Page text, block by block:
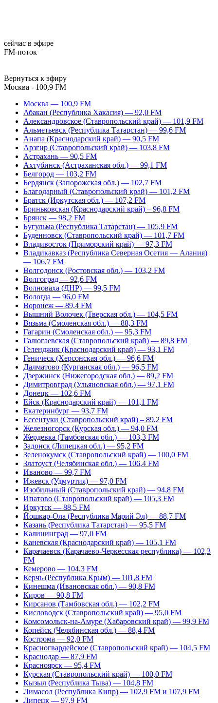
сейчас в эфире
FM-поток
Вернуться к эфиру
Москва - 100,9 FM
Москва — 100,9 FM
Абакан (Республика Хакасия) — 92,0 FM
Александровское (Ставропольский край) — 101,9 FM
Альметьевск (Республика Татарстан) — 99,6 FM
Анапа (Краснодарский край) — 90,5 FM
Арзгир (Ставропольский край) — 103,8 FM
Астрахань — 90,5 FM
Ахтубинск (Астраханская обл.) — 99,1 FM
Белгород — 103,2 FM
Бердянск (Запорожская обл.) — 102,7 FM
Благодарный (Ставропольский край) — 101,2 FM
Братск (Иркутская обл.) — 107,2 FM
Бриньковская (Краснодарский край) – 96,8 FM
Брянск — 98,2 FM
Бугульма (Республика Татарстан) — 105,9 FM
Буденновск (Ставропольский край) — 101,7 FM
Владивосток (Приморский край) — 97,3 FM
Владикавказ (Республика Северная Осетия — Алания)
— 106,7 FM
Волгодонск (Ростовская обл.) — 103,2 FM
Волгоград — 92,6 FM
Волноваха (ДНР) — 99,5 FM
Вологда — 96,0 FM
Воронеж — 89,4 FM
Вышний Волочек (Тверская обл.) — 104,5 FM
Вязьма (Смоленская обл.) — 88,3 FM
Гагарин (Смоленская обл.) — 95,3 FM
Галюгаевская (Ставропольский край) — 89,8 FM
Геленджик (Краснодарский край) — 93,1 FM
Геническ (Херсонская обл.) — 96,6 FM
Далматово (Курганская обл.) — 96,5 FM
Дзержинск (Нижегородская обл.) — 89,2 FM
Димитровград (Ульяновская обл.) — 97,1 FM
Донецк — 102,6 FM
Ейск (Краснодарский край) — 101,1 FM
Екатеринбург — 93,7 FM
Ессентуки (Ставропольский край) – 89,2 FM
Железногорск (Курская обл.) — 94,0 FM
Жердевка (Тамбовская обл.) — 103,3 FM
Задонск (Липецкая обл.) — 95,2 FM
Зеленокумск (Ставропольский край) — 100,0 FM
Златоуст (Челябинская обл.) — 106,4 FM
Иваново — 99,7 FM
Ижевск (Удмуртия) — 97,0 FM
Изобильный (Ставропольский край) — 94,8 FM
Ипатово (Ставропольский край) — 105,3 FM
Иркутск — 88,5 FM
Йошкар-Ола (Республика Марий Эл) — 88,7 FM
Казань (Республика Татарстан) — 95,5 FM
Калининград — 97,0 FM
Каневская (Краснодарский край) — 105,1 FM
Карачаевск (Карачаево-Черкесская республика) — 102,3
FM
Кемерово — 104,3 FM
Керчь (Республика Крым) — 101,8 FM
Кинешма (Ивановская обл.) — 90,8 FM
Киров — 90,8 FM
Кирсанов (Тамбовская обл.) — 102,2 FM
Кисловодск (Ставропольский край) — 95,0 FM
Комсомольск-на-Амуре (Хабаровский край) — 99,9 FM
Копейск (Челябинская обл.) — 88,4 FM
Кострома — 92,0 FM
Красногвардейское (Ставропольский край) — 104,5 FM
Краснодар — 87,9 FM
Красноярск — 95,4 FM
Курская (Ставропольский край) — 100,0 FM
Кызыл (Республика Тыва) — 104,8 FM
Лимасол (Республика Кипр) — 102,9 FM и 107,9 FM
Липецк — 97,9 FM